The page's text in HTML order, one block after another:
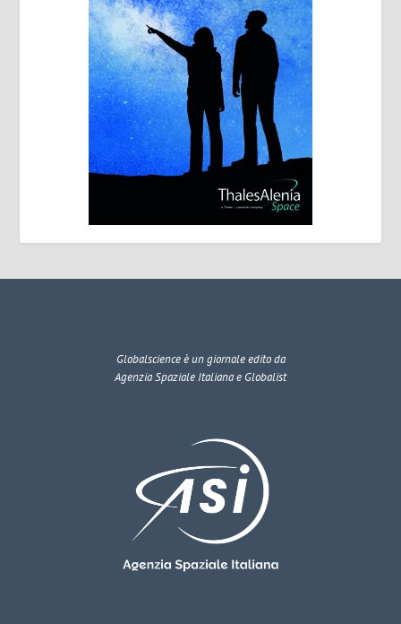
Globalscienceè un giornale edito da
Agenzia Spaziale Italiana e Globalist